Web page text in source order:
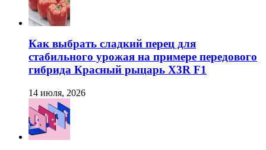
Как выбрать сладкий перец для
стабильного урожая на примере передового
гибрида Красный рыцарь X3R F1
14 июля, 2026